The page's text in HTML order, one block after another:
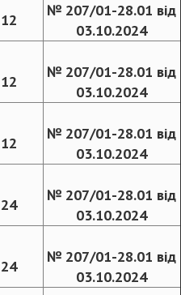
12
№ 207/01-28.01 від
03.10.2024
12
№ 207/01-28.01 від
03.10.2024
12
№ 207/01-28.01 від
03.10.2024
24
№ 207/01-28.01 від
03.10.2024
24
№ 207/01-28.01 від
03.10.2024